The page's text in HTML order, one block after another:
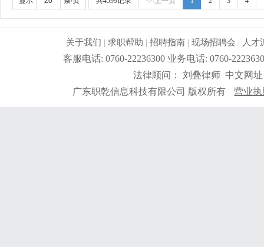
关于我们 |求职帮助 |招聘指南 |现场招聘会 | 人才
客服电话: 0760-22236300 业务电话: 0760-
法律顾问： 刘叠律师 中文网
广东职乾信息科技有限公司 版权所有
营业